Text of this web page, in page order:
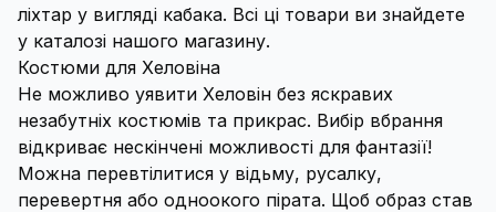
ліхтар у вигляді кабака. Всі ці товари ви знайдете
у каталозі нашого магазину.
Костюми для Хеловіна
Не можливо уявити Хеловін без яскравих
незабутніх костюмів та прикрас. Вибір вбрання
відкриває нескінчені можливості для фантазії!
Можна перевтілитися у відьму, русалку,
перевертня або одноокого пірата. Щоб образ став